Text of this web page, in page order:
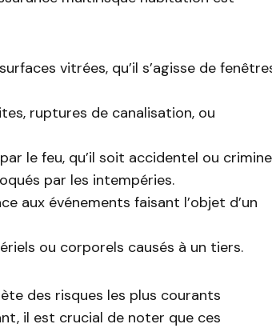
vitrées, qu’il s’agisse de
ruptures de canalisation, ou
le feu, qu’il soit accidentel ou
par les intempéries.
aux événements faisant l’objet d’un
ou corporels causés à un tiers.
des risques les plus courants
il est crucial de noter que ces